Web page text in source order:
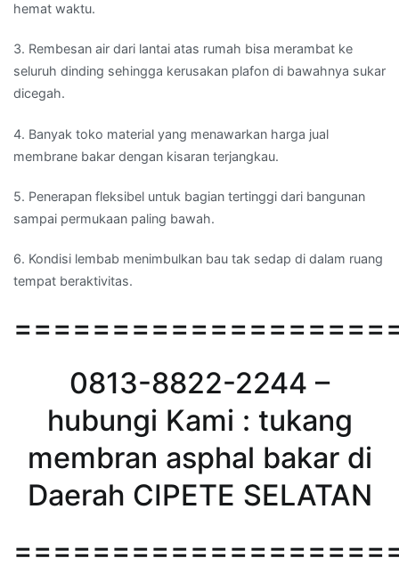
hemat waktu.
3. Rembesan air dari lantai atas rumah bisa merambat ke
seluruh dinding sehingga kerusakan plafon di bawahnya sukar
dicegah.
4. Banyak toko material yang menawarkan harga jual
membrane bakar dengan kisaran terjangkau.
5. Penerapan fleksibel untuk bagian tertinggi dari bangunan
sampai permukaan paling bawah.
6. Kondisi lembab menimbulkan bau tak sedap di dalam ruang
tempat beraktivitas.
0813-8822-2244 –
hubungi Kami : tukang
membran asphal bakar di
Daerah CIPETE SELATAN